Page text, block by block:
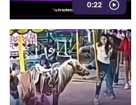
0:22